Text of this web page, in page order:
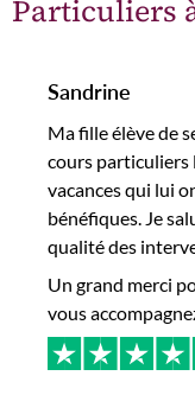
Particuliers
Sandrine
Ma fille élève de
cours particuliers
vacances qui lui
bénéfiques. Je
qualité des
Un grand merci
vous